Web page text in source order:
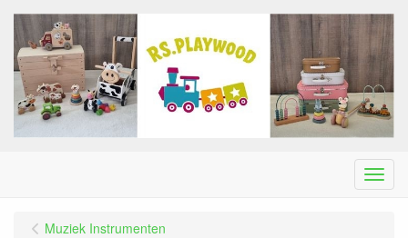
Menu
Muziek Instrumenten